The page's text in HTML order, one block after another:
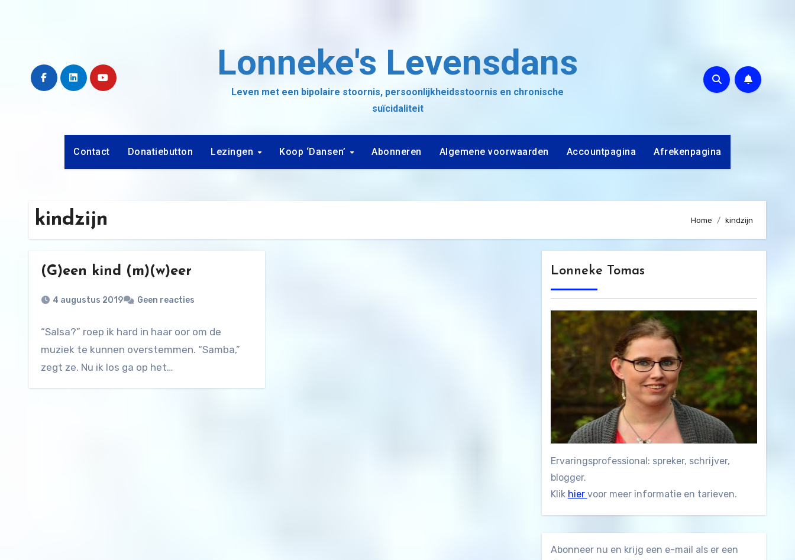
Lonneke's Levensdans
Leven met een bipolaire stoornis, persoonlijkheidsstoornis en chronische
suïcidaliteit
Contact Donatiebutton Lezingen Koop ‘Dansen’ Abonneren Algemene voorwaarden Accountpagina Afrekenpagina
kindzijn Home kindzijn
(G)een kind (m)(w)eer
4 augustus 2019 Geen reacties
“Salsa?” roep ik hard in haar oor om de
muziek te kunnen overstemmen. “Samba,”
zegt ze. Nu ik los ga op het…
Lonneke Tomas
Ervaringsprofessional: spreker, schrijver,
blogger.
Klik hier voor meer informatie en tarieven.
Abonneer nu en krijg een e-mail als er een